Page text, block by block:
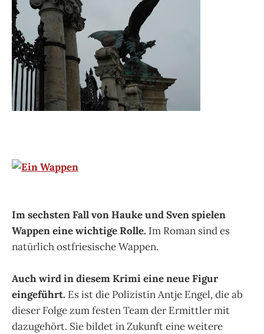
Im sechsten Fall von Hauke und Sven spielen
Wappen eine wichtige Rolle. Im Roman sind es
natürlich ostfriesische Wappen.
Auch wird in diesem Krimi eine neue Figur
eingeführt. Es ist die Polizistin Antje Engel, die ab
dieser Folge zum festen Team der Ermittler mit
dazugehört. Sie bildet in Zukunft eine weitere